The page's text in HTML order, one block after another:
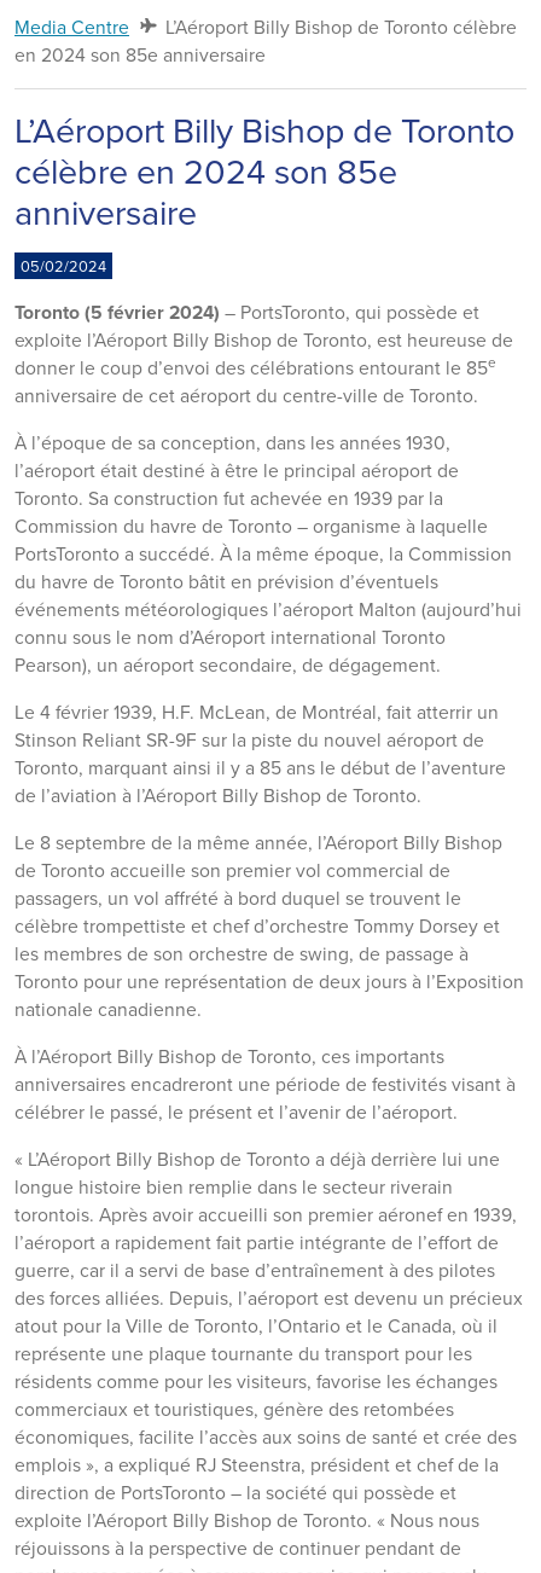
Media Centre
L’Aéroport Billy Bishop de Toronto célèbre
en 2024 son 85e anniversaire
L’Aéroport Billy Bishop de Toronto
célèbre en 2024 son 85e
anniversaire
05/02/2024
Toronto (5 février 2024) – PortsToronto, qui possède et
exploite l’Aéroport Billy Bishop de Toronto, est heureuse de
donner le coup d’envoi des célébrations entourant le 85e
anniversaire de cet aéroport du centre-ville de Toronto.
À l’époque de sa conception, dans les années 1930,
l’aéroport était destiné à être le principal aéroport de
Toronto. Sa construction fut achevée en 1939 par la
Commission du havre de Toronto – organisme à laquelle
PortsToronto a succédé. À la même époque, la Commission
du havre de Toronto bâtit en prévision d’éventuels
événements météorologiques l’aéroport Malton (aujourd’hui
connu sous le nom d’Aéroport international Toronto
Pearson), un aéroport secondaire, de dégagement.
Le 4 février 1939, H.F. McLean, de Montréal, fait atterrir un
Stinson Reliant SR-9F sur la piste du nouvel aéroport de
Toronto, marquant ainsi il y a 85 ans le début de l’aventure
de l’aviation à l’Aéroport Billy Bishop de Toronto.
Le 8 septembre de la même année, l’Aéroport Billy Bishop
de Toronto accueille son premier vol commercial de
passagers, un vol affrété à bord duquel se trouvent le
célèbre trompettiste et chef d’orchestre Tommy Dorsey et
les membres de son orchestre de swing, de passage à
Toronto pour une représentation de deux jours à l’Exposition
nationale canadienne.
À l’Aéroport Billy Bishop de Toronto, ces importants
anniversaires encadreront une période de festivités visant à
célébrer le passé, le présent et l’avenir de l’aéroport.
« L’Aéroport Billy Bishop de Toronto a déjà derrière lui une
longue histoire bien remplie dans le secteur riverain
torontois. Après avoir accueilli son premier aéronef en 1939,
l’aéroport a rapidement fait partie intégrante de l’effort de
guerre, car il a servi de base d’entraînement à des pilotes
des forces alliées. Depuis, l’aéroport est devenu un précieux
atout pour la Ville de Toronto, l’Ontario et le Canada, où il
représente une plaque tournante du transport pour les
résidents comme pour les visiteurs, favorise les échanges
commerciaux et touristiques, génère des retombées
économiques, facilite l’accès aux soins de santé et crée des
emplois », a expliqué RJ Steenstra, président et chef de la
direction de PortsToronto – la société qui possède et
exploite l’Aéroport Billy Bishop de Toronto. « Nous nous
réjouissons à la perspective de continuer pendant de